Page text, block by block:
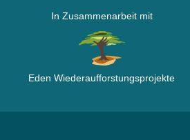
In Zusammenarbeit mit
Eden Wiederaufforstungsprojekte